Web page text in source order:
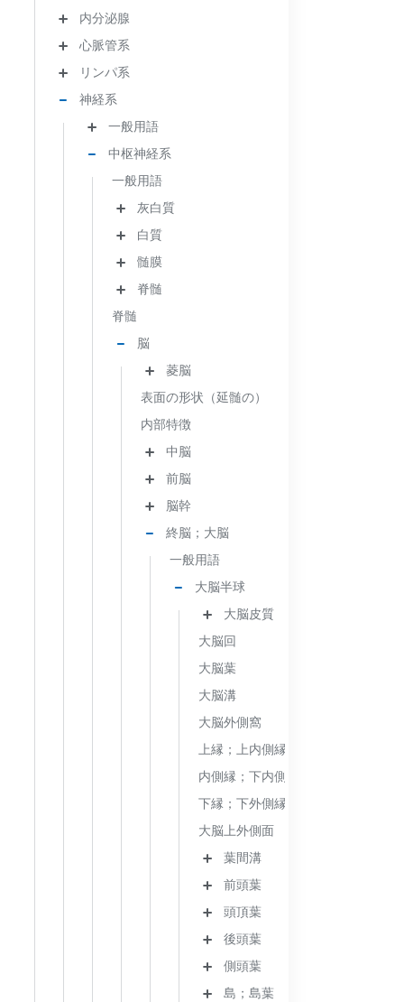
内分泌腺
心脈管系
リンパ系
神経系
一般用語
中枢神経系
一般用語
灰白質
白質
髄膜
脊髄
脊髄
脳
菱脳
表面の形状（延髄の）
内部特徴
中脳
前脳
脳幹
終脳；大脳
一般用語
大脳半球
大脳皮質
大脳回
大脳葉
大脳溝
大脳外側窩
上縁；上内側縁
内側縁；下内側縁
下縁；下外側縁
大脳上外側面
葉間溝
前頭葉
頭頂葉
後頭葉
側頭葉
島；島葉